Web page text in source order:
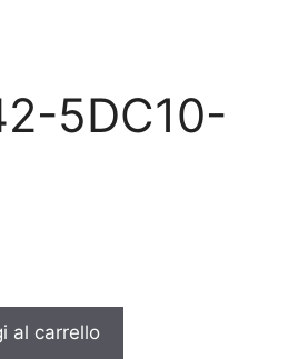
5DC10-
al carrello